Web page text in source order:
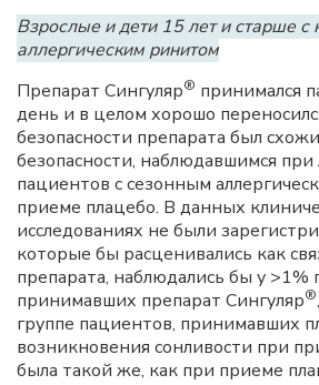
Взрослые и дети 15 лет и старше с
аллергическим ринитом
Препарат Сингуляр® принимался
день и в целом хорошо
безопасности препарата был
безопасности, наблюдавшимся при
пациентов с сезонным
приеме плацебо. В данных
исследованиях не были
которые бы расценивались как
препарата, наблюдались бы у >1%
принимавших препарат Сингуляр®
группе пациентов, принимавших
возникновения сонливости при
была такой же, как при приеме